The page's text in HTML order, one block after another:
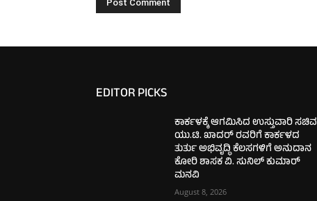
EDITOR PICKS
ಕಾರ್ಕಳಕ್ಕೆ ಆಗಮಿಸಿದ ಉಸ್ತುವಾರಿ ಸಚಿವ
ಯು.ಟಿ. ಖಾದರ್‌ ರವರಿಗೆ ಕಾರ್ಕಳದ
ತುರ್ತು ಅಭಿವೃದ್ಧಿ ಕೆಲಸಗಳಿಗೆ ಅನುದಾನ
ಕೋರಿ ಶಾಸಕ ವಿ. ಸುನಿಲ್‌ ಕುಮಾರ್‌
ಮನವಿ
August 8, 2026